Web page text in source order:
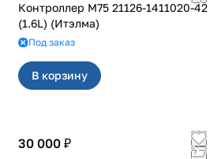
Контроллер М75 21126-1411020-42
(1.6L) (Итэлма)
Под заказ
В корзину
30 000 ₽